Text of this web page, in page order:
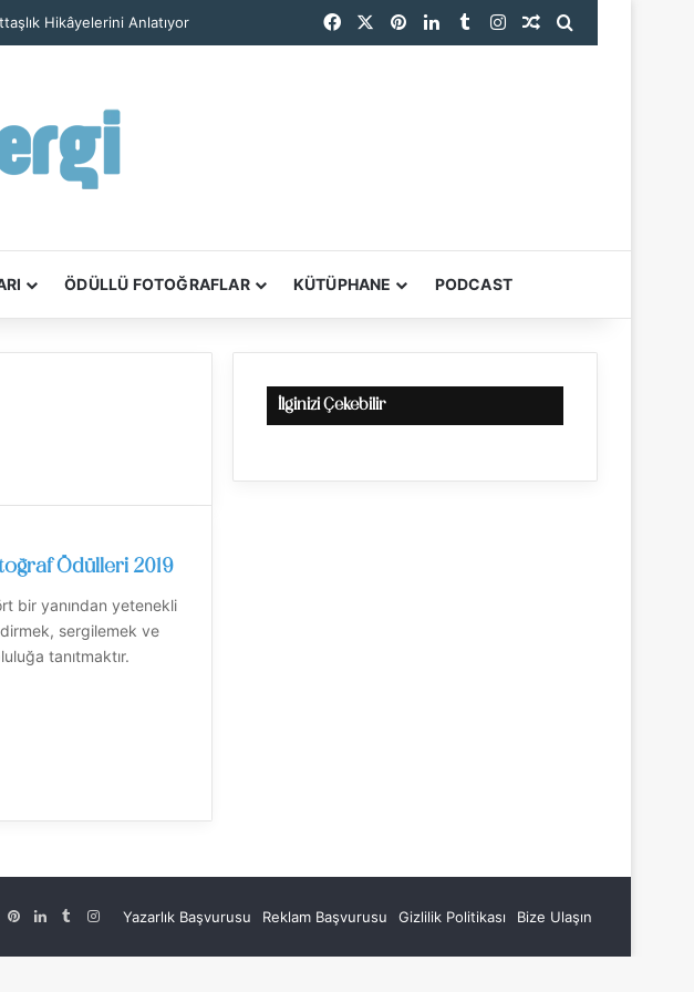
Hikâyelerini Anlatıyor Facebook PinterestLinkedInTumblrInstagramRastgele Makale
ÖDÜLLÜ FOTOĞRAFLAR KÜTÜPHANE PODCAST
Ödülleri 2019
bir yanından yetenekli
sergilemek ve
tanıtmaktır.
İlginizi Çekebilir
Yazarlık Başvurusu Reklam Başvurusu Gizlilik Politikası Bize Ulaşın
PinterestLinkedIn
TumblrInstagram